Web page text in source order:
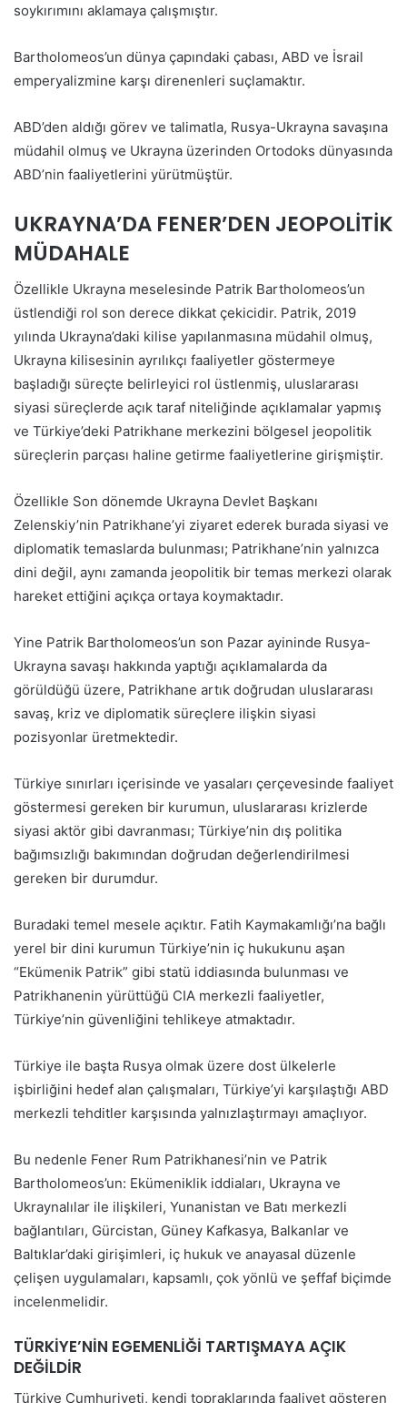
soykırımını aklamaya çalışmıştır.
Bartholomeos’un dünya çapındaki çabası, ABD ve İsrail
emperyalizmine karşı direnenleri suçlamaktır.
ABD’den aldığı görev ve talimatla, Rusya-Ukrayna savaşına
müdahil olmuş ve Ukrayna üzerinden Ortodoks dünyasında
ABD’nin faaliyetlerini yürütmüştür.
UKRAYNA’DA FENER’DEN JEOPOLİTİK
MÜDAHALE
Özellikle Ukrayna meselesinde Patrik Bartholomeos’un
üstlendiği rol son derece dikkat çekicidir. Patrik, 2019
yılında Ukrayna’daki kilise yapılanmasına müdahil olmuş,
Ukrayna kilisesinin ayrılıkçı faaliyetler göstermeye
başladığı süreçte belirleyici rol üstlenmiş, uluslararası
siyasi süreçlerde açık taraf niteliğinde açıklamalar yapmış
ve Türkiye’deki Patrikhane merkezini bölgesel jeopolitik
süreçlerin parçası haline getirme faaliyetlerine girişmiştir.
Özellikle Son dönemde Ukrayna Devlet Başkanı
Zelenskiy’nin Patrikhane’yi ziyaret ederek burada siyasi ve
diplomatik temaslarda bulunması; Patrikhane’nin yalnızca
dini değil, aynı zamanda jeopolitik bir temas merkezi olarak
hareket ettiğini açıkça ortaya koymaktadır.
Yine Patrik Bartholomeos’un son Pazar ayininde Rusya-
Ukrayna savaşı hakkında yaptığı açıklamalarda da
görüldüğü üzere, Patrikhane artık doğrudan uluslararası
savaş, kriz ve diplomatik süreçlere ilişkin siyasi
pozisyonlar üretmektedir.
Türkiye sınırları içerisinde ve yasaları çerçevesinde faaliyet
göstermesi gereken bir kurumun, uluslararası krizlerde
siyasi aktör gibi davranması; Türkiye’nin dış politika
bağımsızlığı bakımından doğrudan değerlendirilmesi
gereken bir durumdur.
Buradaki temel mesele açıktır. Fatih Kaymakamlığı’na bağlı
yerel bir dini kurumun Türkiye’nin iç hukukunu aşan
“Ekümenik Patrik” gibi statü iddiasında bulunması ve
Patrikhanenin yürüttüğü CIA merkezli faaliyetler,
Türkiye’nin güvenliğini tehlikeye atmaktadır.
Türkiye ile başta Rusya olmak üzere dost ülkelerle
işbirliğini hedef alan çalışmaları, Türkiye’yi karşılaştığı ABD
merkezli tehditler karşısında yalnızlaştırmayı amaçlıyor.
Bu nedenle Fener Rum Patrikhanesi’nin ve Patrik
Bartholomeos’un: Ekümeniklik iddiaları, Ukrayna ve
Ukraynalılar ile ilişkileri, Yunanistan ve Batı merkezli
bağlantıları, Gürcistan, Güney Kafkasya, Balkanlar ve
Baltıklar’daki girişimleri, iç hukuk ve anayasal düzenle
çelişen uygulamaları, kapsamlı, çok yönlü ve şeffaf biçimde
incelenmelidir.
TÜRKİYE’NİN EGEMENLİĞİ TARTIŞMAYA AÇIK
DEĞİLDİR
Türkiye Cumhuriyeti, kendi topraklarında faaliyet gösteren